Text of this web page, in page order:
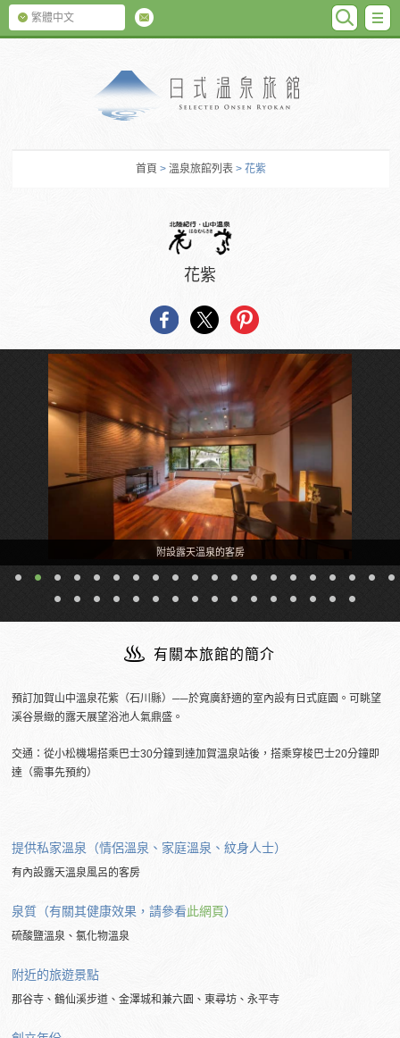
繁體中文
首頁 > 溫泉旅館列表 > 花紫
花紫
附設露天溫泉的客房
有關本旅館的簡介
預訂加賀山中溫泉花紫（石川縣）──於寬廣舒適的室內設有日式庭園。可眺望
溪谷景緻的露天展望浴池人氣鼎盛。
交通：從小松機場搭乘巴士30分鐘到達加賀溫泉站後，搭乘穿梭巴士20分鐘即
達（需事先預約）
提供私家溫泉（情侶溫泉、家庭溫泉、紋身人士）
有內設露天溫泉風呂的客房
泉質（有關其健康效果，請參看此網頁）
硫酸鹽溫泉、氯化物溫泉
附近的旅遊景點
那谷寺、鶴仙溪步道、金澤城和兼六園、東尋坊、永平寺